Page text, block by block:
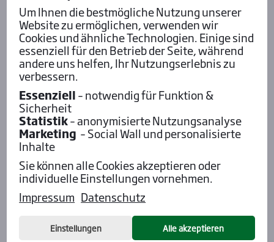
Fabs
Ich bin gespannt auf
Mel­low Speed …
Alle Insider-Stimmen
Pod­cast mit Wett-Tipps
Um Ihnen die bestmögliche Nutzung unserer
Website zu ermöglichen, verwenden wir
Cookies und ähnliche Technologien. Einige sind
essenziell für den Betrieb der Seite, während
andere uns helfen, Ihr Nutzungserlebnis zu
verbessern.
Essenziell– notwendig für Funktion &
Sicherheit
Statistik– anonymisierte Nutzungsanalyse
Marketing – Social Wall und personalisierte
Inhalte
Sie können alle Cookies akzeptieren oder
individuelle Einstellungen vornehmen.
Impressum Datenschutz
Einstellungen Alle akzeptieren